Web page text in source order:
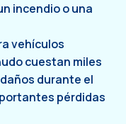
incendio o una
vehículos
cuestan miles
durante el
pérdidas